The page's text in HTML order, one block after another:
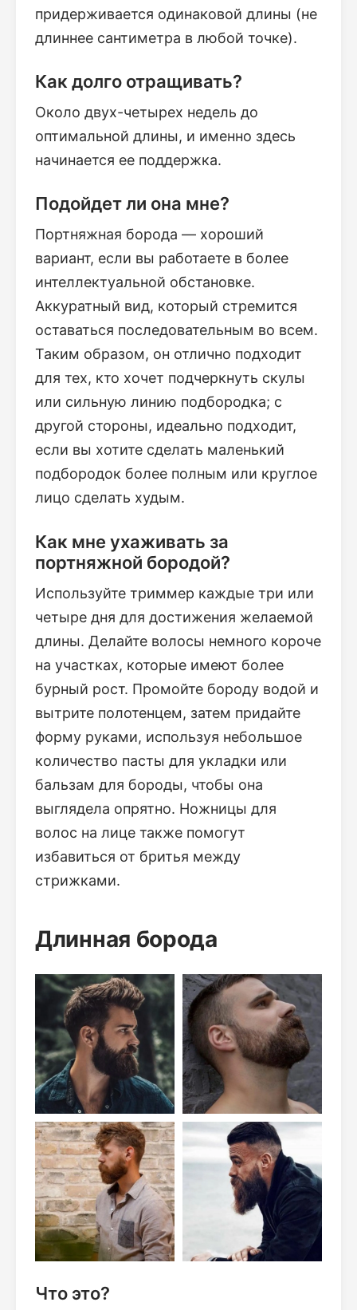
придерживается одинаковой длины (не
длиннее сантиметра в любой точке).
Как долго отращивать?
Около двух-четырех недель до
оптимальной длины, и именно здесь
начинается ее поддержка.
Подойдет ли она мне?
Портняжная борода — хороший
вариант, если вы работаете в более
интеллектуальной обстановке.
Аккуратный вид, который стремится
оставаться последовательным во всем.
Таким образом, он отлично подходит
для тех, кто хочет подчеркнуть скулы
или сильную линию подбородка; с
другой стороны, идеально подходит,
если вы хотите сделать маленький
подбородок более полным или круглое
лицо сделать худым.
Как мне ухаживать за
портняжной бородой?
Используйте триммер каждые три или
четыре дня для достижения желаемой
длины. Делайте волосы немного короче
на участках, которые имеют более
бурный рост. Промойте бороду водой и
вытрите полотенцем, затем придайте
форму руками, используя небольшое
количество пасты для укладки или
бальзам для бороды, чтобы она
выглядела опрятно. Ножницы для
волос на лице также помогут
избавиться от бритья между
стрижками.
Длинная борода
Что это?